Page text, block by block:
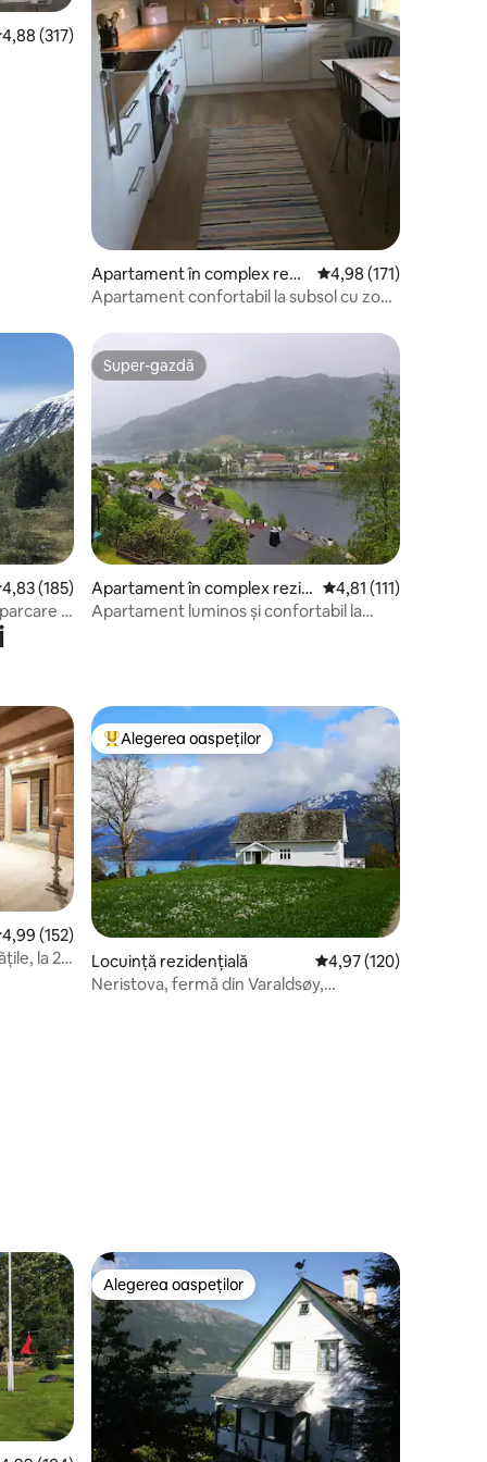
mediu de 4,88 din 5, 317 recenzii
4,88 (317)
Apartament în complex rezi
dențial
Scor mediu de 4,98
4,98 (171)
Apartament confortabil la subsol cu zonă
mediu de 4,83 din 5, 185 recenzii
4,83 (185)
-
Super-gazdă
Super-gazdă
Apartament în complex rezid
ențial
Scor mediu de 4,81
4,81 (111)
Apartament luminos și confortabil la
oaspeților
mediu de 4,99 din 5, 152 recenzii
4,99 (152)
la 25
Locuință din topul categoriei Alegerea oaspeților
Alegerea oaspeților
Locuință rezidențială Scor mediu de 4,97
4,97 (120)
Neristova, fermă din Varaldsøy,
oaspețilorAlegerea oaspeților
Alegerea oaspeților